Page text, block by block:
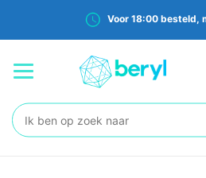
Voor 18:00 besteld,
Zoeken: